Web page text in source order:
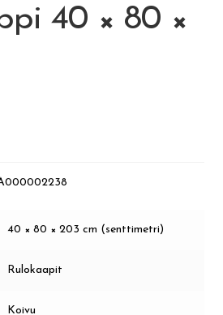
40 × 80 ×
40 × 80 × 203 cm (senttimetri)
Rulokaapit
Koivu